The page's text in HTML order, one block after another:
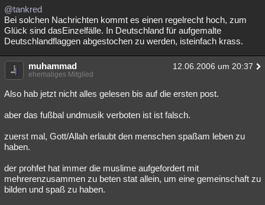
@tankred
Bei solchen Nachrichten kommt es einen regelrecht hoch, zum
Glück sind dasEinzelfälle. In Deutschland für aufgemalte
Deutschlandflaggen abgestochen zu werden, isteinfach krass.
muhammad 12.06.2006 um 20:37
ehemaliges Mitglied
Also hab jetzt nicht alles gelesen bis auf die ersten post.
aber das fußbal undmusik verboten ist ist falsch.
zuerst mal, Gott/Allah erlaubt den menschen spaßam leben zu
haben.
der prohfet hat immer die muslime aufgefordert mit
mehrerenzusammen zu beten stat allein, um eine gemeinschaft zu
bilden und spaß zu haben.